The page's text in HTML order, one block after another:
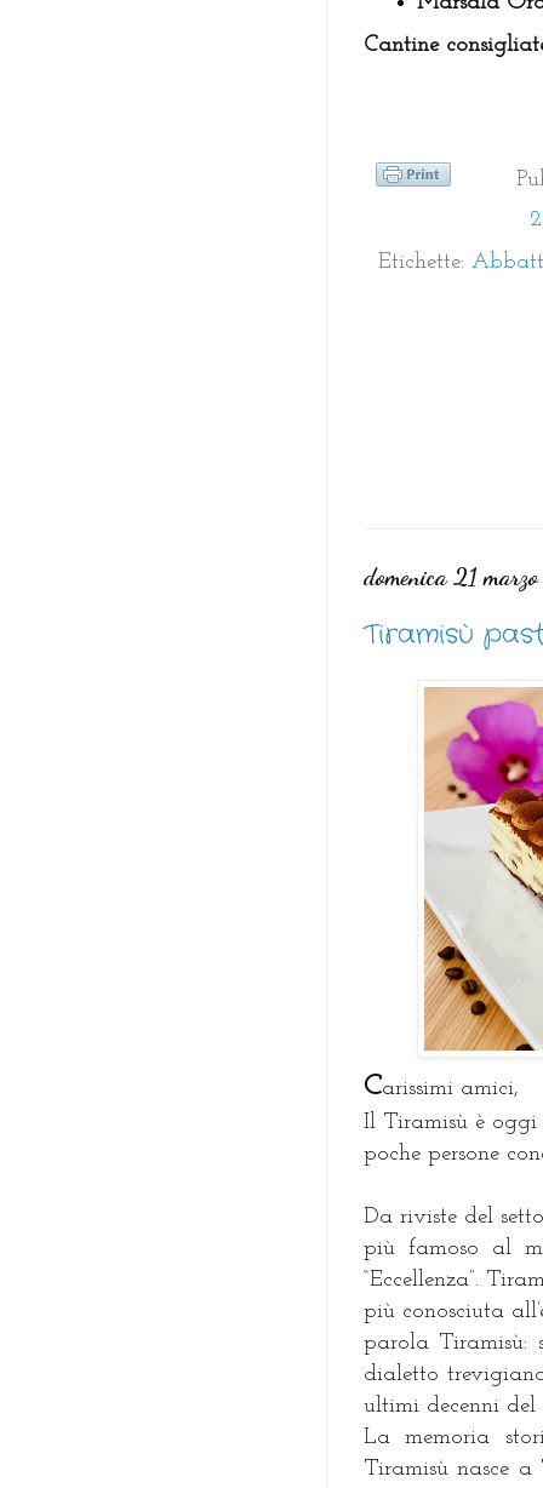
Cantine
Etichette:
domenica 21
Tiramisù
Carissimi amici,
Il Tiramisù è
poche persone
Da riviste del
più famoso al
“Eccellenza”.
più conosciuta
parola Tiramisù:
dialetto
ultimi decenni del
La memoria
Tiramisù nasce a